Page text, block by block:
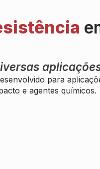
para
e agentes químicos.